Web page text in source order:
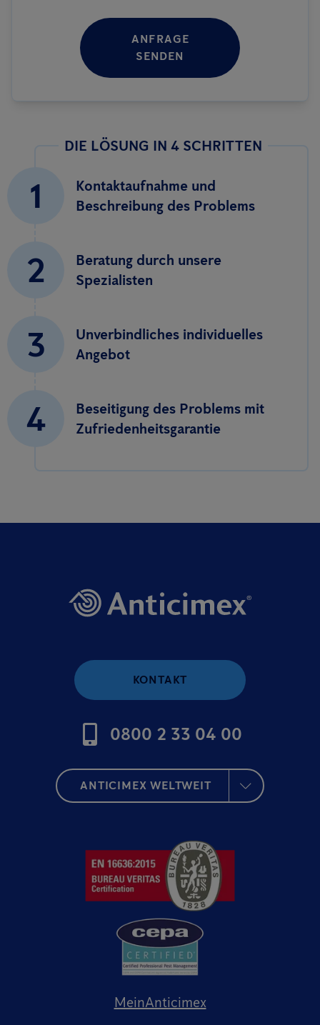
ANFRAGE
SENDEN
DIE LÖSUNG IN 4 SCHRITTEN
1
Kontaktaufnahme und
Beschreibung des Problems
2
Beratung durch unsere
Spezialisten
3
Unverbindliches individuelles
Angebot
4
Beseitigung des Problems mit
Zufriedenheitsgarantie
KONTAKT
0800 2 33 04 00
ANTICIMEX WELTWEIT
MeinAnticimex